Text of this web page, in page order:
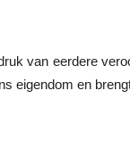
van eerdere
eigendom en